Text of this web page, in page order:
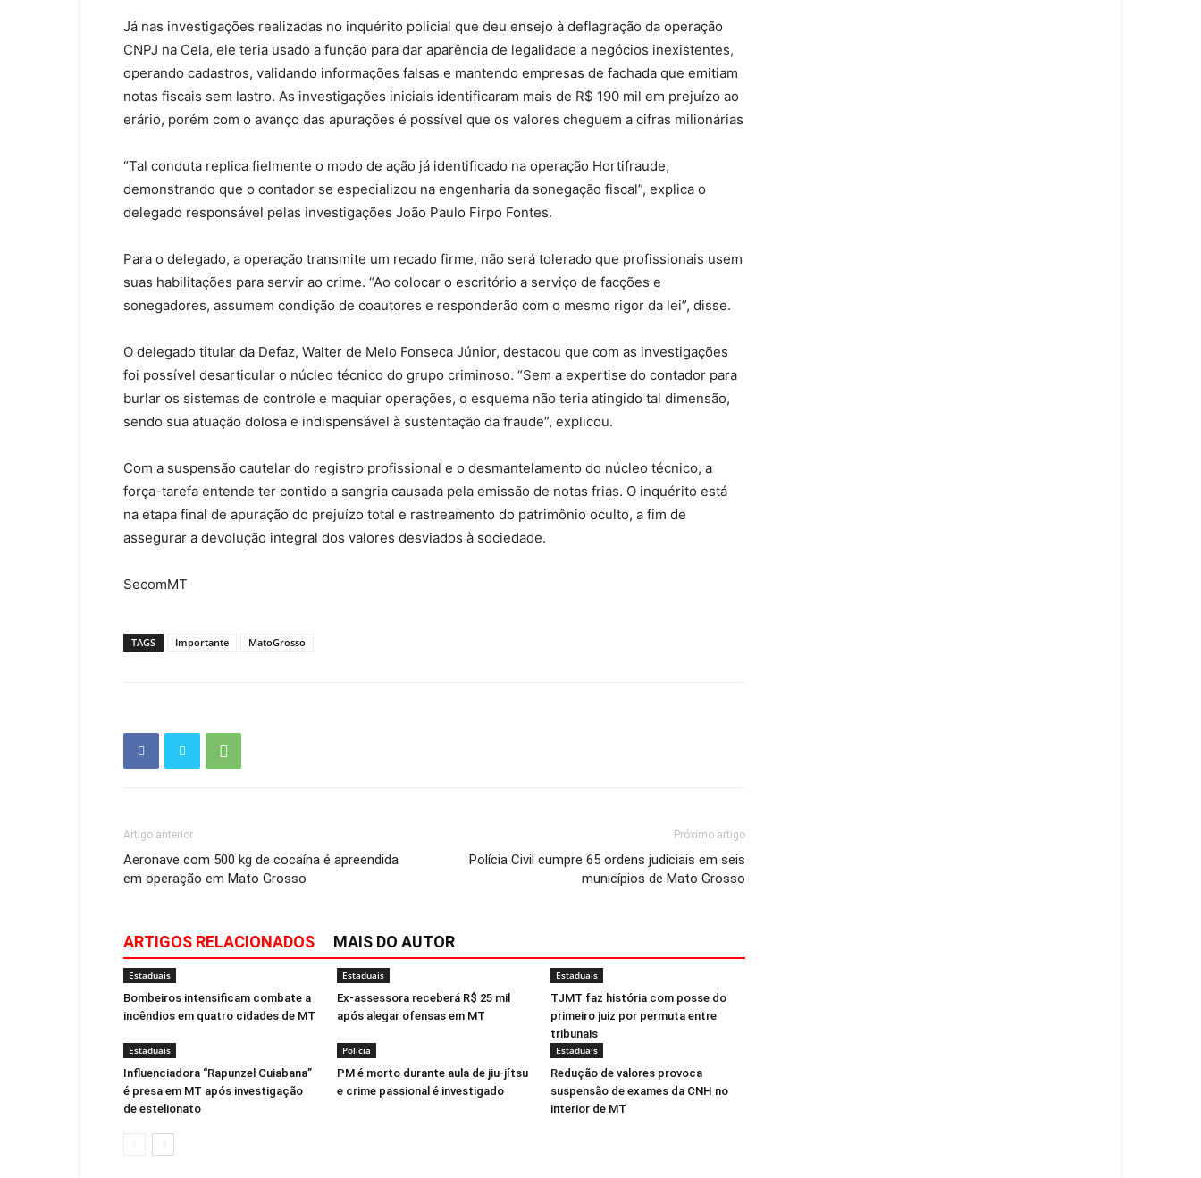
Já nas investigações realizadas no inquérito policial que deu ensejo à deflagração da operação
CNPJ na Cela, ele teria usado a função para dar aparência de legalidade a negócios inexistentes,
operando cadastros, validando informações falsas e mantendo empresas de fachada que emitiam
notas fiscais sem lastro. As investigações iniciais identificaram mais de R$ 190 mil em prejuízo ao
erário, porém com o avanço das apurações é possível que os valores cheguem a cifras milionárias
“Tal conduta replica fielmente o modo de ação já identificado na operação Hortifraude,
demonstrando que o contador se especializou na engenharia da sonegação fiscal”, explica o
delegado responsável pelas investigações João Paulo Firpo Fontes.
Para o delegado, a operação transmite um recado firme, não será tolerado que profissionais usem
suas habilitações para servir ao crime. “Ao colocar o escritório a serviço de facções e
sonegadores, assumem condição de coautores e responderão com o mesmo rigor da lei”, disse.
O delegado titular da Defaz, Walter de Melo Fonseca Júnior, destacou que com as investigações
foi possível desarticular o núcleo técnico do grupo criminoso. “Sem a expertise do contador para
burlar os sistemas de controle e maquiar operações, o esquema não teria atingido tal dimensão,
sendo sua atuação dolosa e indispensável à sustentação da fraude”, explicou.
Com a suspensão cautelar do registro profissional e o desmantelamento do núcleo técnico, a
força-tarefa entende ter contido a sangria causada pela emissão de notas frias. O inquérito está
na etapa final de apuração do prejuízo total e rastreamento do patrimônio oculto, a fim de
assegurar a devolução integral dos valores desviados à sociedade.
SecomMT
TAGS Importante MatoGrosso
Artigo anterior
Aeronave com 500 kg de cocaína é apreendida
em operação em Mato Grosso
Próximo artigo
Polícia Civil cumpre 65 ordens judiciais em seis
municípios de Mato Grosso
ARTIGOS RELACIONADOS MAIS DO AUTOR
Estaduais
Bombeiros intensificam combate a
incêndios em quatro cidades de MT
Estaduais
Ex-assessora receberá R$ 25 mil
após alegar ofensas em MT
Estaduais
TJMT faz história com posse do
primeiro juiz por permuta entre
tribunais
Estaduais
Influenciadora “Rapunzel Cuiabana”
é presa em MT após investigação
de estelionato
Policia
PM é morto durante aula de jiu-jítsu
e crime passional é investigado
Estaduais
Redução de valores provoca
suspensão de exames da CNH no
interior de MT